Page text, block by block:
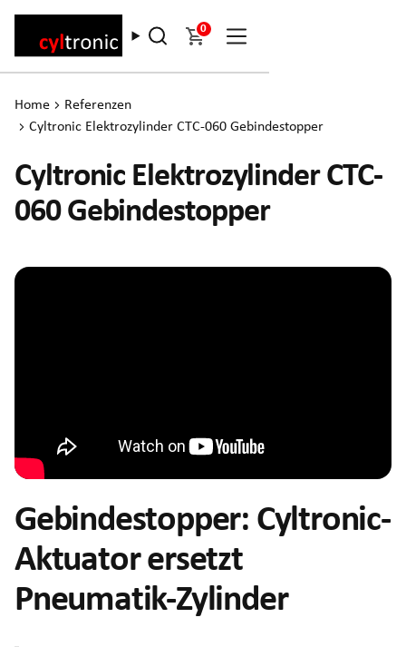
0
Home
Referenzen
Cyltronic Elektrozylinder CTC-060 Gebindestopper
Cyltronic Elektrozylinder CTC-
060 Gebindestopper
Gebindestopper: Cyltronic-
Aktuator ersetzt
Pneumatik-Zylinder